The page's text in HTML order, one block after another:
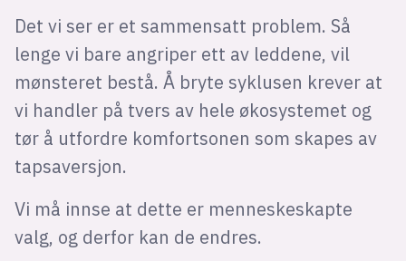
Det vi ser er et sammensatt problem. Så
lenge vi bare angriper ett av leddene, vil
mønsteret bestå. Å bryte syklusen krever at
vi handler på tvers av hele økosystemet og
tør å utfordre komfortsonen som skapes av
tapsaversjon.
Vi må innse at dette er menneskeskapte
valg, og derfor kan de endres.